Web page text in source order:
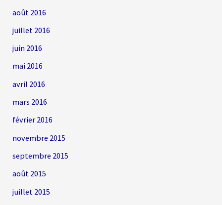
août 2016
juillet 2016
juin 2016
mai 2016
avril 2016
mars 2016
février 2016
novembre 2015
septembre 2015
août 2015
juillet 2015